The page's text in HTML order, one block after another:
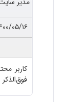
۱۴۰۰/۰۵/
کاربر